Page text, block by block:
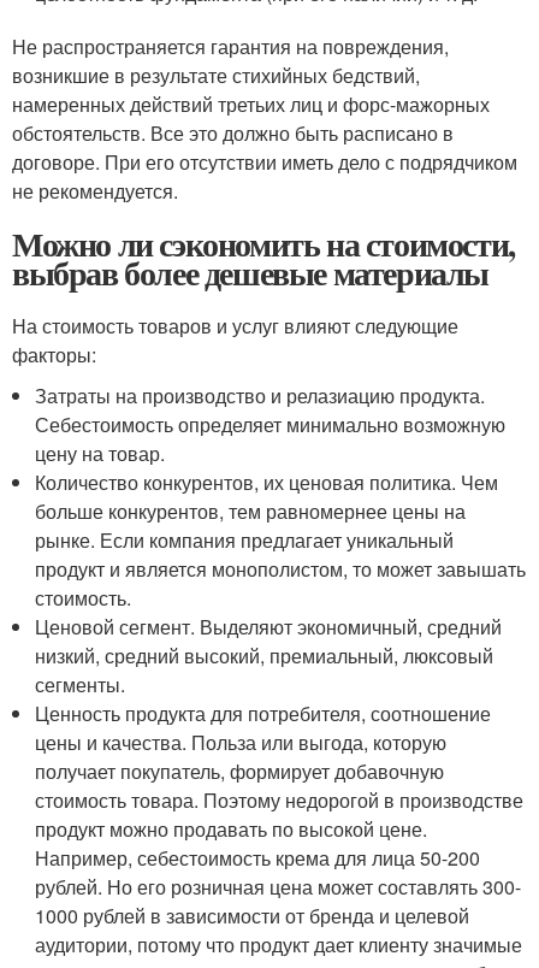
Не распространяется гарантия на повреждения,
возникшие в результате стихийных бедствий,
намеренных действий третьих лиц и форс-мажорных
обстоятельств. Все это должно быть расписано в
договоре. При его отсутствии иметь дело с подрядчиком
не рекомендуется.
Можно ли сэкономить на стоимости,
выбрав более дешевые материалы
На стоимость товаров и услуг влияют следующие
факторы:
Затраты на производство и релазиацию продукта.
Себестоимость определяет минимально возможную
цену на товар.
Количество конкурентов, их ценовая политика. Чем
больше конкурентов, тем равномернее цены на
рынке. Если компания предлагает уникальный
продукт и является монополистом, то может завышать
стоимость.
Ценовой сегмент. Выделяют экономичный, средний
низкий, средний высокий, премиальный, люксовый
сегменты.
Ценность продукта для потребителя, соотношение
цены и качества. Польза или выгода, которую
получает покупатель, формирует добавочную
стоимость товара. Поэтому недорогой в производстве
продукт можно продавать по высокой цене.
Например, себестоимость крема для лица 50-200
рублей. Но его розничная цена может составлять 300-
1000 рублей в зависимости от бренда и целевой
аудитории, потому что продукт дает клиенту значимые